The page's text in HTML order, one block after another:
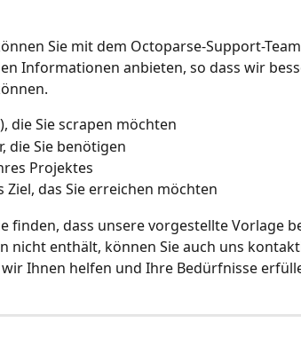
Sie mit dem Octoparse-Support-
Informationen anbieten, so dass wir
die Sie scrapen möchten
die Sie benötigen
Projektes
Ziel, das Sie erreichen möchten
finden, dass unsere vorgestellte Vorlage
nicht enthält, können Sie auch uns
Ihnen helfen und Ihre Bedürfnisse